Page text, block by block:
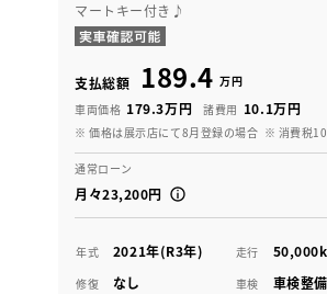
マートキー付き♪
支払総額 189.4 万円
車両価格 179.3万円 諸費用 10.1万円
※ 価格は展示店にて8月登録の場合 ※ 消費税
通常ローン
月々23,200円
年式 2021年(R3年) 走行
修復 なし 車検 車検整